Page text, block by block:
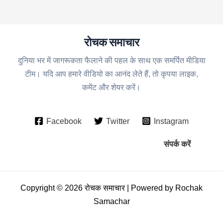
रोचक समाचार
दुनिया भर में जागरूकता फैलाने की पहल के साथ एक समर्पित मीडिया
टीम। यदि आप हमारे वीडियो का आनंद लेते हैं, तो कृपया लाइक,
कमेंट और शेयर करें।
Facebook Twitter Instagram
संपर्क करें
Copyright © 2026 रोचक समाचार | Powered by Rochak
Samachar